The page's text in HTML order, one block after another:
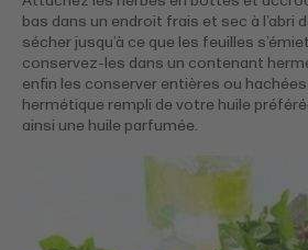
bas dans un endroit frais et sec à l’abri
sécher jusqu’à ce que les feuilles
conservez-les dans un contenant
enfin les conserver entières ou
hermétique rempli de votre huile
ainsi une huile parfumée.